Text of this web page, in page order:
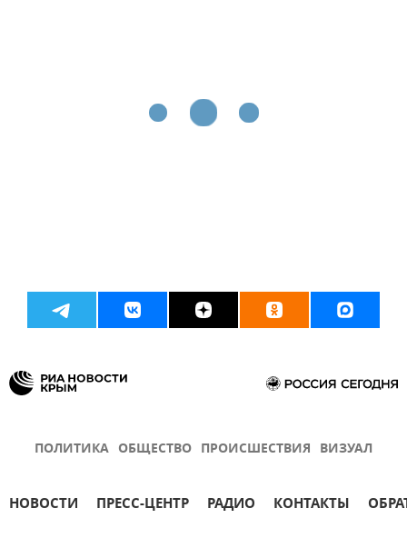
ПОЛИТИКА ОБЩЕСТВО ПРОИСШЕСТВИЯ ВИЗУАЛ
НОВОСТИ ПРЕСС-ЦЕНТР РАДИО КОНТАКТЫ